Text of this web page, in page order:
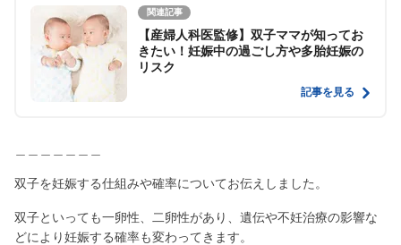
関連記事
【産婦人科医監修】双子ママが知ってお
きたい！妊娠中の過ごし方や多胎妊娠の
リスク
記事を見る
双子を妊娠する仕組みや確率についてお伝えしました。
双子といっても一卵性、二卵性があり、遺伝や不妊治療の影響な
どにより妊娠する確率も変わってきます。